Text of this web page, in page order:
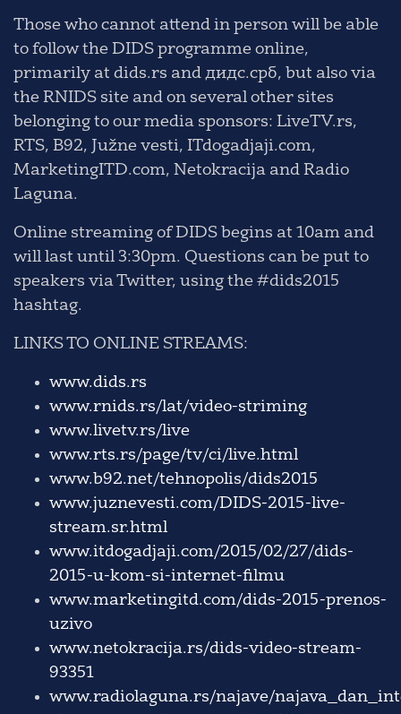
Those who cannot attend in person will be able
to follow the DIDS programme online,
primarily at dids.rs and дидс.срб, but also via
the RNIDS site and on several other sites
belonging to our media sponsors: LiveTV.rs,
RTS, B92, Južne vesti, ITdogadjaji.com,
MarketingITD.com, Netokracija and Radio
Laguna.
Online streaming of DIDS begins at 10am and
will last until 3:30pm. Questions can be put to
speakers via Twitter, using the #dids2015
hashtag.
LINKS TO ONLINE STREAMS:
www.dids.rs
www.rnids.rs/lat/video-striming
www.livetv.rs/live
www.rts.rs/page/tv/ci/live.html
www.b92.net/tehnopolis/dids2015
www.juznevesti.com/DIDS-2015-live-
stream.sr.html
www.itdogadjaji.com/2015/02/27/dids-
2015-u-kom-si-internet-filmu
www.marketingitd.com/dids-2015-prenos-
uzivo
www.netokracija.rs/dids-video-stream-
93351
www.radiolaguna.rs/najave/